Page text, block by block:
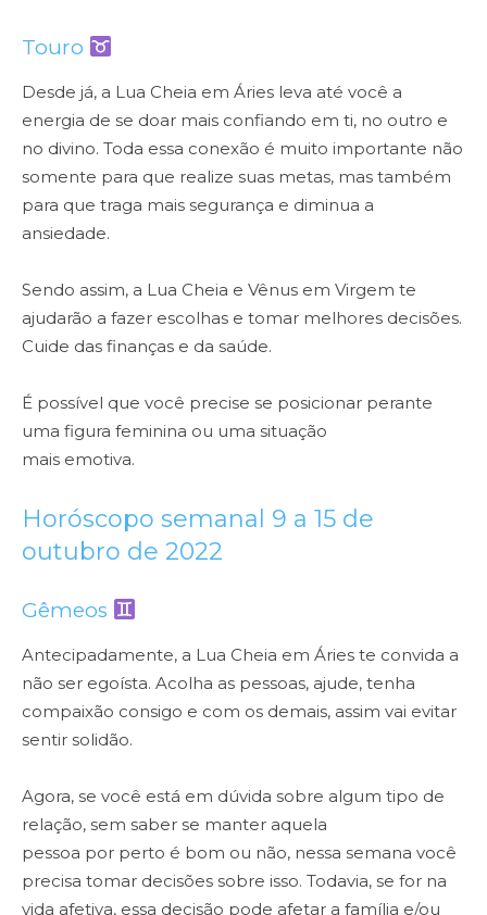
Touro
Desde já, a Lua Cheia em Áries leva até você a
energia de se doar mais confiando em ti, no outro e
no divino. Toda essa conexão é muito importante não
somente para que realize suas metas, mas também
para que traga mais segurança e diminua a
ansiedade.
Sendo assim, a Lua Cheia e Vênus em Virgem te
ajudarão a fazer escolhas e tomar melhores decisões.
Cuide das finanças e da saúde.
É possível que você precise se posicionar perante
uma figura feminina ou uma situação
mais emotiva.
Horóscopo semanal 9 a 15 de
outubro de 2022
Gêmeos
Antecipadamente, a Lua Cheia em Áries te convida a
não ser egoísta. Acolha as pessoas, ajude, tenha
compaixão consigo e com os demais, assim vai evitar
sentir solidão.
Agora, se você está em dúvida sobre algum tipo de
relação, sem saber se manter aquela
pessoa por perto é bom ou não, nessa semana você
precisa tomar decisões sobre isso. Todavia, se for na
vida afetiva, essa decisão pode afetar a família e/ou